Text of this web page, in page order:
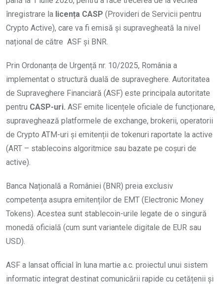
înregistrare la licența CASP (Provideri de Servicii pentru
Crypto Active), care va fi emisă și supravegheată la nivel
național de către ASF și BNR.
Prin Ordonanța de Urgență nr. 10/2025, România a
implementat o structură duală de supraveghere. Autoritatea
de Supraveghere Financiară (ASF) este principala autoritate
pentru CASP-uri. ASF emite licențele oficiale de funcționare,
supraveghează platformele de exchange, brokerii, operatorii
de Crypto ATM-uri și emitenții de tokenuri raportate la active
(ART – stablecoins algoritmice sau bazate pe coșuri de
active).
Banca Națională a României (BNR) preia exclusiv
competența asupra emitenților de EMT (Electronic Money
Tokens). Acestea sunt stablecoin-urile legate de o singură
monedă oficială (cum sunt variantele digitale de EUR sau
USD).
ASF a lansat official în luna martie a.c. proiectul unui sistem
informatic integrat destinat comunicării rapide cu cetățenii și